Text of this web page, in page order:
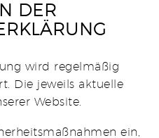
DER
wird regelmäßig
Die jeweils aktuelle
Website.
ein,